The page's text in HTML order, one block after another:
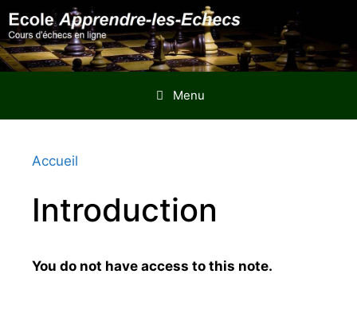
Aller
au
contenu
Menu
Accueil
Introduction
You do not have access to this note.